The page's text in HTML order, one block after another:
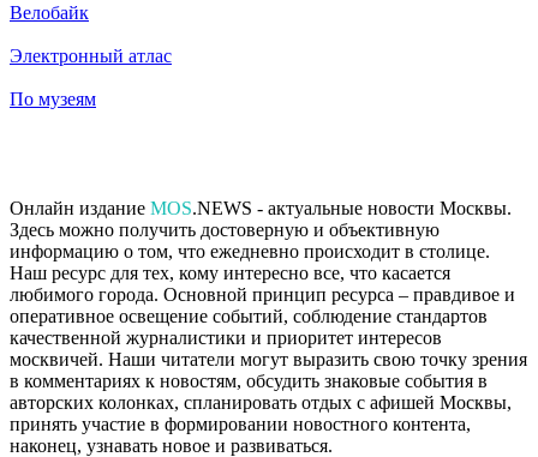
Велобайк
Электронный атлас
По музеям
Онлайн издание MOS.NEWS - актуальные новости Москвы.
Здесь можно получить достоверную и объективную
информацию о том, что ежедневно происходит в столице.
Наш ресурс для тех, кому интересно все, что касается
любимого города. Основной принцип ресурса – правдивое и
оперативное освещение событий, соблюдение стандартов
качественной журналистики и приоритет интересов
москвичей. Наши читатели могут выразить свою точку зрения
в комментариях к новостям, обсудить знаковые события в
авторских колонках, спланировать отдых с афишей Москвы,
принять участие в формировании новостного контента,
наконец, узнавать новое и развиваться.